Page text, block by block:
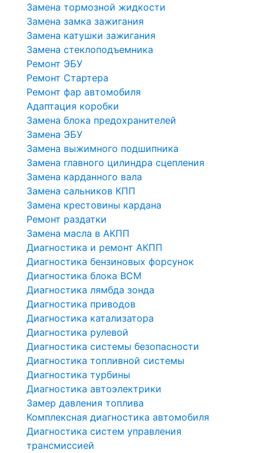
Замена тормозной жидкости
Замена замка зажигания
Замена катушки зажигания
Замена стеклоподъемника
Ремонт ЭБУ
Ремонт Стартера
Ремонт фар автомобиля
Адаптация коробки
Замена блока предохранителей
Замена ЭБУ
Замена выжимного подшипника
Замена главного цилиндра сцепления
Замена карданного вала
Замена сальников КПП
Замена крестовины кардана
Ремонт раздатки
Замена масла в АКПП
Диагностика и ремонт АКПП
Диагностика бензиновых форсунок
Диагностика блока BCM
Диагностика лямбда зонда
Диагностика приводов
Диагностика катализатора
Диагностика рулевой
Диагностика системы безопасности
Диагностика топливной системы
Диагностика турбины
Диагностика автоэлектрики
Замер давления топлива
Комплексная диагностика автомобиля
Диагностика систем управления
трансмиссией